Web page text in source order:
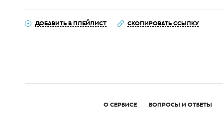
ДОБАВИТЬ В ПЛЕЙЛИСТ СКОПИРОВАТЬ ССЫЛКУ
О СЕРВИСЕ ВОПРОСЫ И ОТВЕТЫ